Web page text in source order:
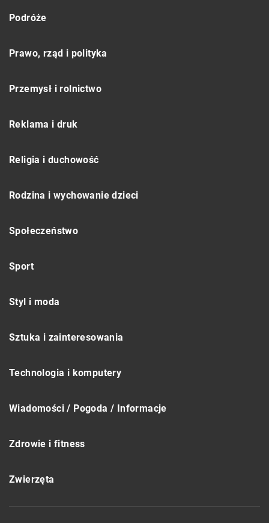
Podróże
Prawo, rząd i polityka
Przemysł i rolnictwo
Reklama i druk
Religia i duchowość
Rodzina i wychowanie dzieci
Społeczeństwo
Sport
Styl i moda
Sztuka i zainteresowania
Technologia i komputery
Wiadomości / Pogoda / Informacje
Zdrowie i fitness
Zwierzęta